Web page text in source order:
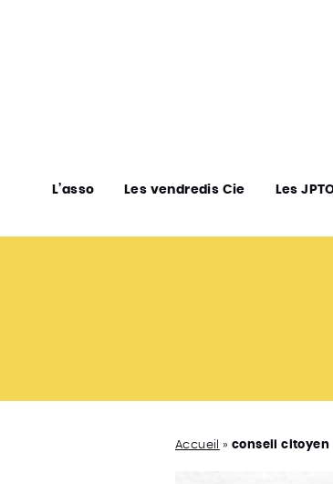
L’asso Les vendredis Cie Les
Accueil »conseil citoyen